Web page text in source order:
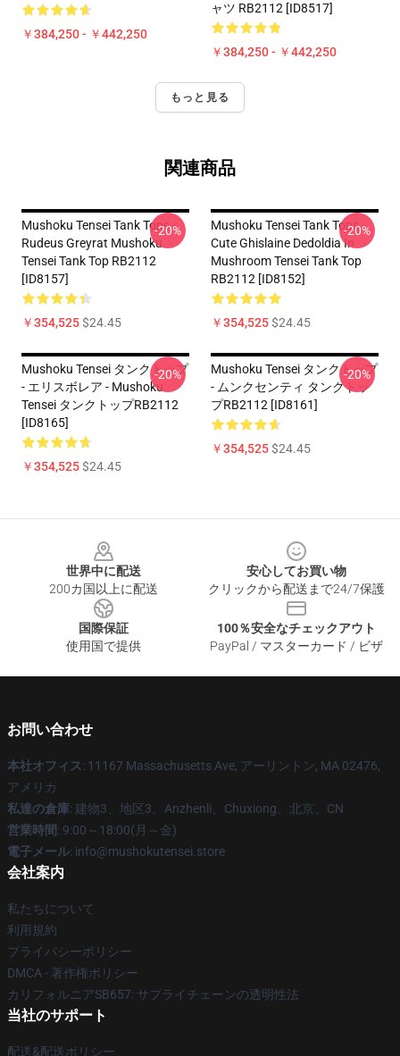
￥384,250 - ￥442,250
ャツ RB2112 [ID8517]
￥384,250 - ￥442,250
もっと見る
関連商品
Mushoku Tensei Tank Tops -
Rudeus Greyrat Mushoku
Tensei Tank Top RB2112
[ID8157]
￥354,525$24.45
-20%
Mushoku Tensei Tank Tops -
Cute Ghislaine Dedoldia In
Mushroom Tensei Tank Top
RB2112 [ID8152]
￥354,525$24.45
-20%
Mushoku Tensei タンクトップ
- エリスボレア - Mushoku
Tensei タンクトップRB2112
[ID8165]
￥354,525$24.45
-20%
Mushoku Tensei タンクトップ
- ムンクセンティ タンクトッ
プRB2112 [ID8161]
￥354,525$24.45
-20%
世界中に配送
200カ国以上に配送
安心してお買い物
クリックから配送まで24/7保護
国際保証
使用国で提供
100％安全なチェックアウト
PayPal / マスターカード / ビザ
お問い合わせ
本社オフィス: 11167 Massachusetts Ave, アーリントン, MA 02476,
アメリカ
私達の倉庫: 建物3、地区3、Anzhenli、Chuxiong、北京、CN
営業時間: 9:00～18:00(月～金)
電子メール: info@mushokutensei.store
会社案内
私たちについて
利用規約
プライバシーポリシー
DMCA - 著作権ポリシー
カリフォルニアSB657: サプライチェーンの透明性法
当社のサポート
配送&配送ポリシー